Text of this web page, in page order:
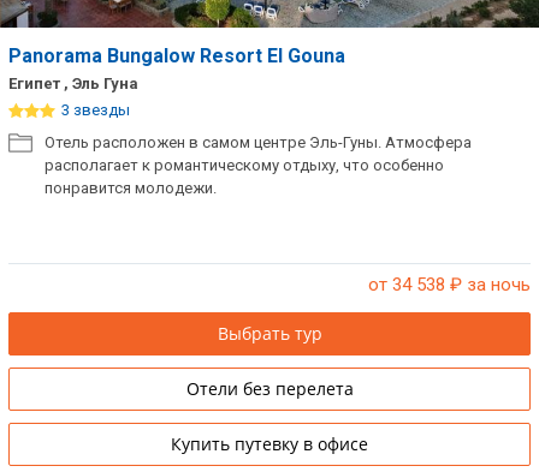
Panorama Bungalow Resort El Gouna
Египет , Эль Гуна
3 звезды
Отель расположен в самом центре Эль-Гуны. Атмосфера
располагает к романтическому отдыху, что особенно
понравится молодежи.
от 34 538 ₽ за ночь
Выбрать тур
Отели без перелета
Купить путевку в офисе